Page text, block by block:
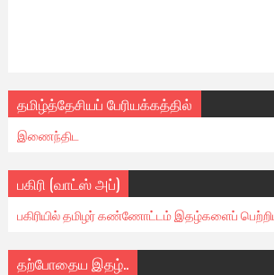
தமிழ்த்தேசியப் பேரியக்கத்தில்
இணைந்திட
பகிரி (வாட்ஸ் அப்)
பகிரியில் தமிழர் கண்ணோட்டம் இதழ்களைப் பெற்றிட
தற்போதைய இதழ்..